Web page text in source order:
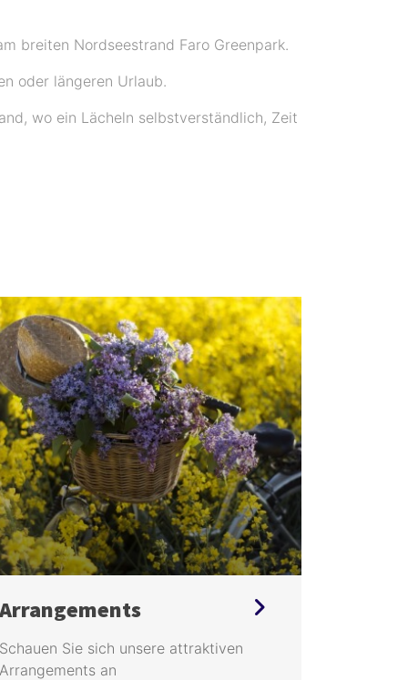
breiten Nordseestrand Faro Greenpark.
oder längeren Urlaub.
wo ein Lächeln selbstverständlich, Zeit
Arrangements
Schauen Sie sich unsere attraktiven
Arrangements an